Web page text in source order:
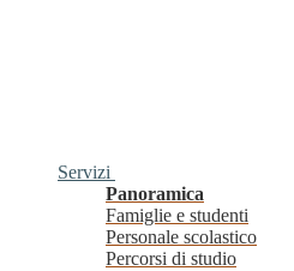
Servizi
Panoramica
Famiglie e studenti
Personale scolastico
Percorsi di studio